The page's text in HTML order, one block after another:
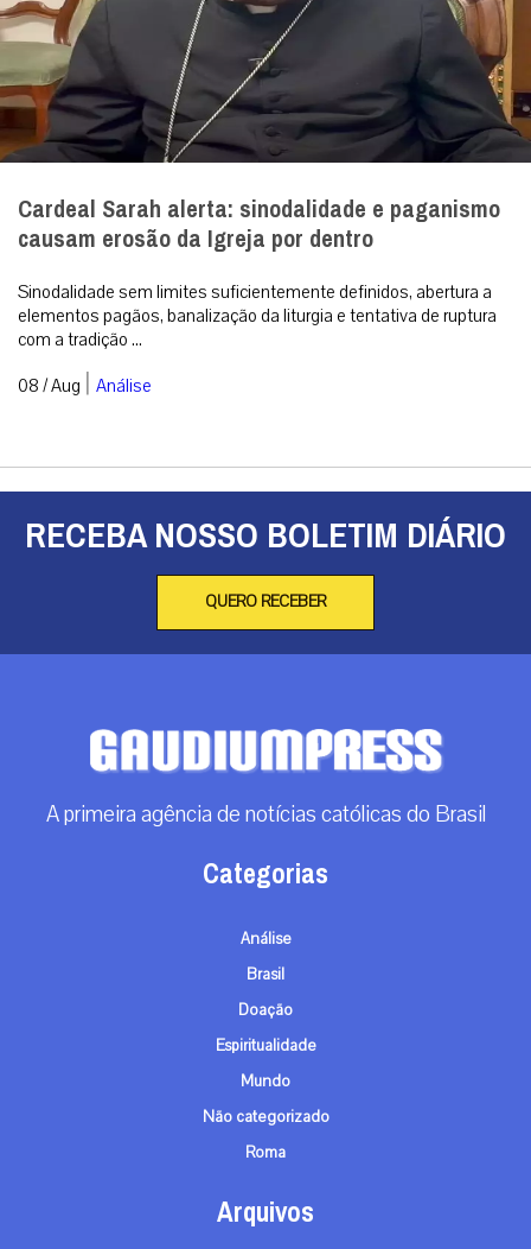
Cardeal Sarah alerta: sinodalidade e paganismo
causam erosão da Igreja por dentro
Sinodalidade sem limites suficientemente definidos, abertura a
elementos pagãos, banalização da liturgia e tentativa de ruptura
com a tradição ...
08 / Aug | Análise
RECEBA NOSSO BOLETIM DIÁRIO
QUERO RECEBER
A primeira agência de notícias católicas do Brasil
Categorias
Análise
Brasil
Doação
Espiritualidade
Mundo
Não categorizado
Roma
Arquivos